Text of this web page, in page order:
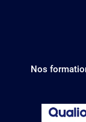
Nos